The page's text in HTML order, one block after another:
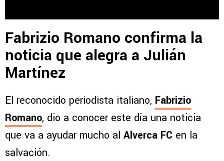
Fabrizio Romano confirma la
noticia que alegra a Julián
Martínez
El reconocido periodista italiano, Fabrizio
Romano, dio a conocer este día una noticia
que va a ayudar mucho al Alverca FC en la
salvación.